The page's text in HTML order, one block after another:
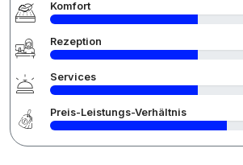
Komfort
Rezeption
Services
Preis-Leistungs-Verhältnis